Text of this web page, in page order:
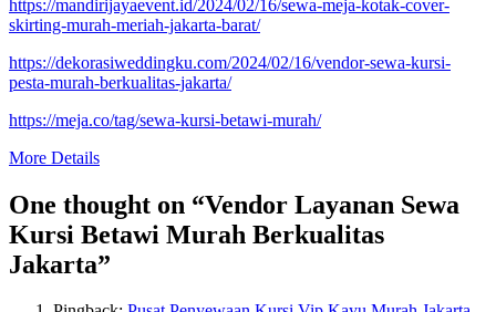
https://mandirijayaevent.id/2024/02/16/sewa-meja-kotak-cover-
skirting-murah-meriah-jakarta-barat/
https://dekorasiweddingku.com/2024/02/16/vendor-sewa-kursi-
pesta-murah-berkualitas-jakarta/
https://meja.co/tag/sewa-kursi-betawi-murah/
More Details
One thought on “Vendor Layanan Sewa
Kursi Betawi Murah Berkualitas
Jakarta”